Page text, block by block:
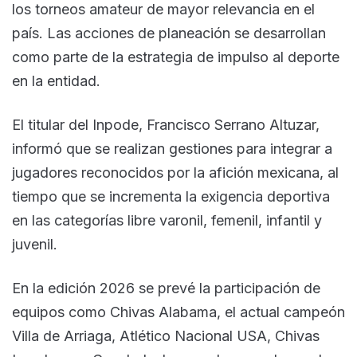
los torneos amateur de mayor relevancia en el
país. Las acciones de planeación se desarrollan
como parte de la estrategia de impulso al deporte
en la entidad.
El titular del Inpode, Francisco Serrano Altuzar,
informó que se realizan gestiones para integrar a
jugadores reconocidos por la afición mexicana, al
tiempo que se incrementa la exigencia deportiva
en las categorías libre varonil, femenil, infantil y
juvenil.
En la edición 2026 se prevé la participación de
equipos como Chivas Alabama, el actual campeón
Villa de Arriaga, Atlético Nacional USA, Chivas